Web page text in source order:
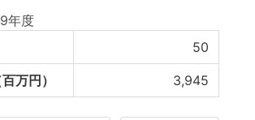
年度
50
万円） 3,945